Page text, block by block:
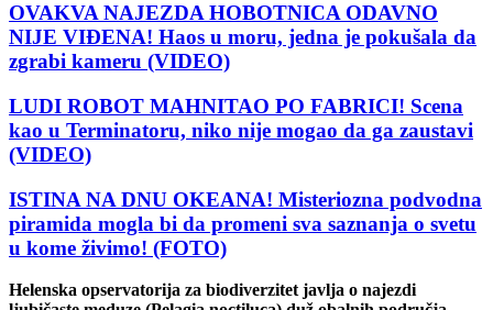
OVAKVA NAJEZDA HOBOTNICA ODAVNO
NIJE VIĐENA! Haos u moru, jedna je pokušala da
zgrabi kameru (VIDEO)
LUDI ROBOT MAHNITAO PO FABRICI! Scena
kao u Terminatoru, niko nije mogao da ga zaustavi
(VIDEO)
ISTINA NA DNU OKEANA! Misteriozna podvodna
piramida mogla bi da promeni sva saznanja o svetu
u kome živimo! (FOTO)
Helenska opservatorija za biodiverzitet javlja o najezdi